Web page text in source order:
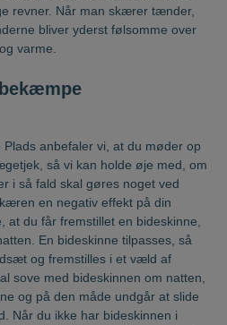
revner. Når man skærer tænder,
bliver yderst følsomme over
varme.
anbefaler vi, at du møder op
så vi kan holde øje med, om
i så fald skal gøres noget ved
en negativ effekt på din
at du får fremstillet en bideskinne,
En bideskinne tilpasses, så
og fremstilles i et væld af
sove med bideskinnen om natten,
og på den måde undgår at slide
Når du ikke har bideskinnen i